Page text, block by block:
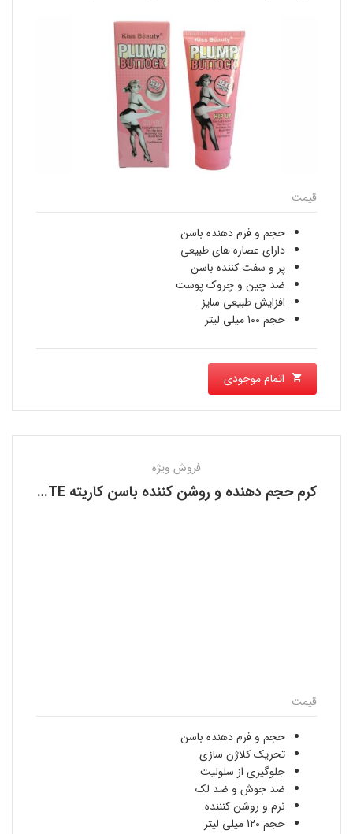
قیمت
حجم و فرم دهنده باسن
دارای عصاره های طبیعی
پر و سفت کننده باسن
ضد چین و چروک پوست
افزایش طبیعی سایز
حجم 100 میلی لیتر
اتمام موجودی
فروش ویژه
کرم حجم دهنده و روشن کننده باسن کاریته KARITE
قیمت
حجم و فرم دهنده باسن
تحریک کلاژن سازی
جلوگیری از سلولیت
ضد جوش و ضد لک
نرم و روشن کنننده
حجم 120 میلی لیتر